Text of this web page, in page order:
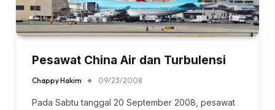
Pesawat China Air dan Turbulensi
Chappy Hakim 09/23/2008
Pada Sabtu tanggal 20 September 2008, pesawat